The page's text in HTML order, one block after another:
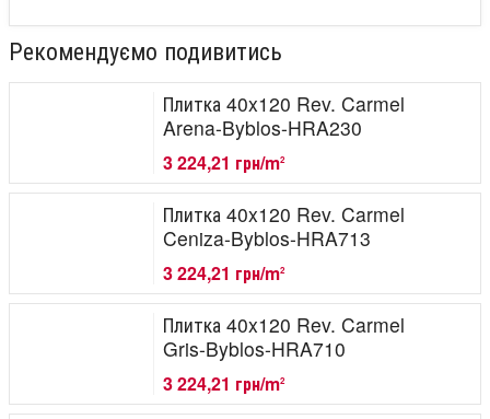
Рекомендуємо подивитись
Плитка 40x120 Rev. Carmel
Arena-Byblos-HRA230
3 224,21 грн/m2
Плитка 40x120 Rev. Carmel
Ceniza-Byblos-HRA713
3 224,21 грн/m2
Плитка 40x120 Rev. Carmel
Gris-Byblos-HRA710
3 224,21 грн/m2